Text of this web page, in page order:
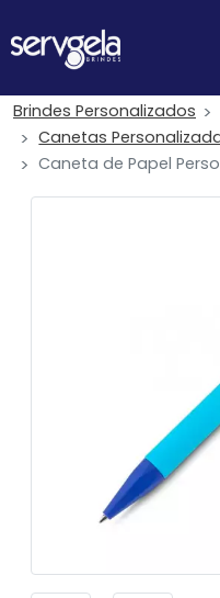
Brindes Personalizados
Canetas
Caneta de Papel